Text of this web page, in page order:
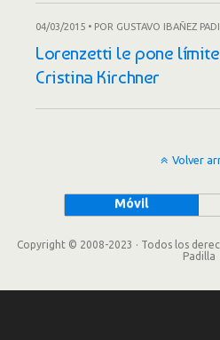
04/03/2015 • POR GUSTAVO IBAÑEZ
Lorenzetti le pone
Cristina Kirchner
Volver
Móvil
Copyright © 2008-2023 · Todos los
Padilla